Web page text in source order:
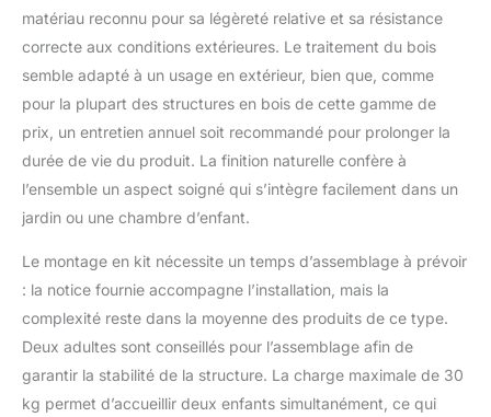
tente de jeu assure une
aire de jeu spacieuse
ans pour se cacher,
grimper ou jouer. Avec
de jolis rideaux de
porte, cette tente offre
ou dormir. 🎪【Matériau
en bois :】Fabriquée en
qualité, notre tente de
jeu est adaptée aux
enfants, sans odeur,
BPA. En outre, le
matériau en bois de
sapin garantit une
matériau reconnu pour sa légèreté relative et sa résistance
correcte aux conditions extérieures. Le traitement du bois
semble adapté à un usage en extérieur, bien que, comme
pour la plupart des structures en bois de cette gamme de
prix, un entretien annuel soit recommandé pour prolonger la
durée de vie du produit. La finition naturelle confère à
l’ensemble un aspect soigné qui s’intègre facilement dans un
jardin ou une chambre d’enfant.
Le montage en kit nécessite un temps d’assemblage à prévoir
: la notice fournie accompagne l’installation, mais la
complexité reste dans la moyenne des produits de ce type.
Deux adultes sont conseillés pour l’assemblage afin de
garantir la stabilité de la structure. La charge maximale de 30
kg permet d’accueillir deux enfants simultanément, ce qui